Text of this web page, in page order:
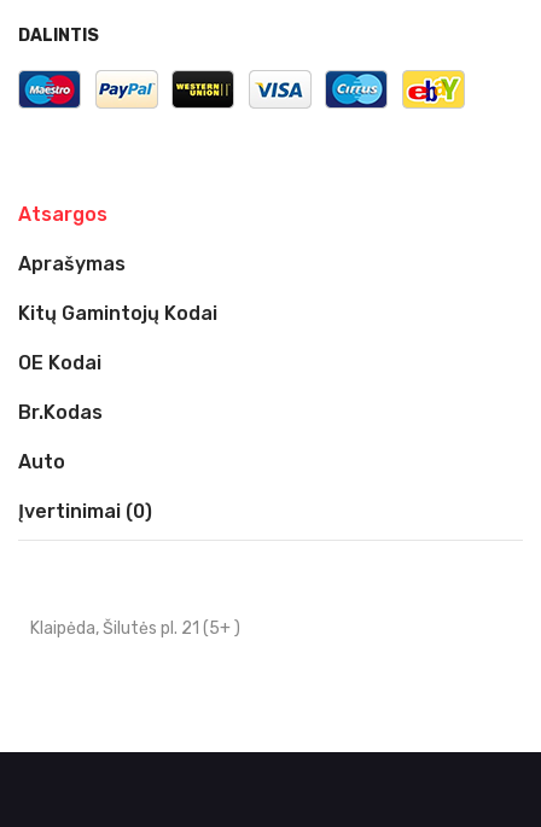
DALINTIS
Atsargos
Aprašymas
Kitų Gamintojų Kodai
OE Kodai
Br.kodas
Auto
Įvertinimai (0)
Klaipėda, Šilutės pl. 21 (5+ )